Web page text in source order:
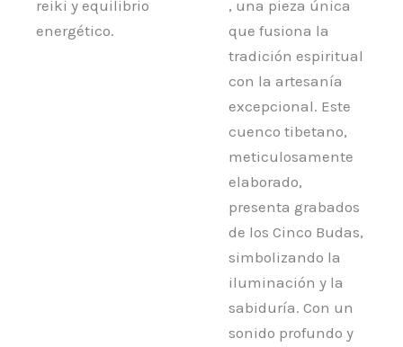
reiki y equilibrio
energético.
, una pieza única
que fusiona la
tradición espiritual
con la artesanía
excepcional. Este
cuenco tibetano,
meticulosamente
elaborado,
presenta grabados
de los Cinco Budas,
simbolizando la
iluminación y la
sabiduría. Con un
sonido profundo y